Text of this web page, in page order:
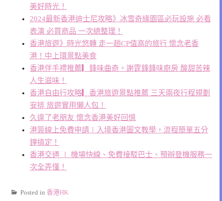
美好時光！
2024最新香港迪士尼攻略》冰雪奇緣園區必玩設施 必看
表演 必買商品 一次總整理！
香港旅遊》時光悠轉 走一趟CP值高的旅行 懷念老香
港！中上環景點美食
香港伴手禮推薦▎鋒味曲奇。謝霆鋒鋒味廚房 酸甜苦辣
人生滋味！
香港自由行攻略▎香港旅遊景點推薦 三天兩夜行程規劃
安排 旅遊實用懶人包！
久違了老朋友 懷念香港美好回憶
港簽線上免費申請∣入境香港圖文教學，流程簡單五分
鐘搞定！
香港交通 ∣ 機場快線、免費接駁巴士、預辦登機服務一
次全弄懂！
Posted in 香港HK